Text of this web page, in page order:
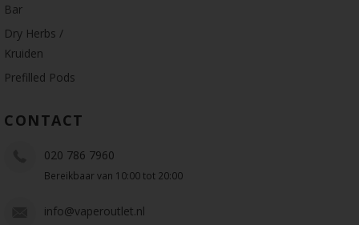
Bar
Dry Herbs /
Kruiden
Prefilled Pods
CONTACT
020 786 7960
Bereikbaar van 10:00 tot 20:00
info@vaperoutlet.nl